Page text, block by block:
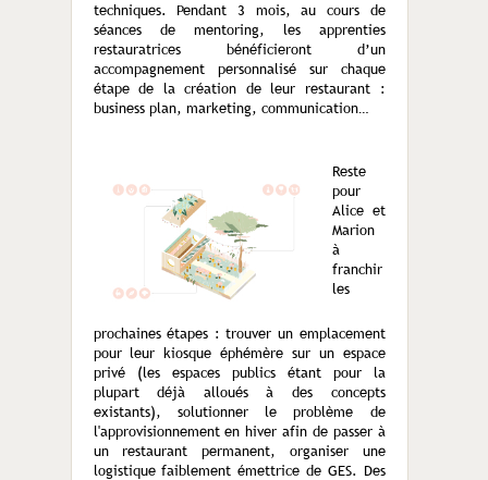
techniques. Pendant 3 mois, au cours de
séances de mentoring, les apprenties
restauratrices bénéficieront d’un
accompagnement personnalisé sur chaque
étape de la création de leur restaurant :
business plan, marketing, communication…
Reste
pour
Alice et
Marion
à
franchir
les
prochaines étapes : trouver un emplacement
pour leur kiosque éphémère sur un espace
privé (les espaces publics étant pour la
plupart déjà alloués à des concepts
existants), solutionner le problème de
l'approvisionnement en hiver afin de passer à
un restaurant permanent, organiser une
logistique faiblement émettrice de GES. Des